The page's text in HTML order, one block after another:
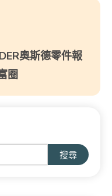
奧斯德零件報
圈
搜尋